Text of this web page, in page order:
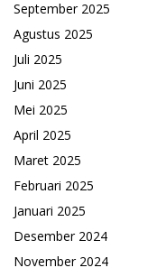
September 2025
Agustus 2025
Juli 2025
Juni 2025
Mei 2025
April 2025
Maret 2025
Februari 2025
Januari 2025
Desember 2024
November 2024